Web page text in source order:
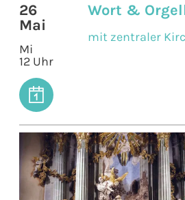
26
Mai
Mi
12 Uhr
Wort &
mit zentraler